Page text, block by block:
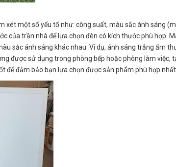
xét một số yếu tố như: công suất, màu sắc ánh sáng
của trần nhà để lựa chọn đèn có kích thước phù hợp.
sắc ánh sáng khác nhau. Ví dụ, ánh sáng trắng ấm
được sử dụng trong phòng bếp hoặc phòng làm việc,
để đảm bảo bạn lựa chọn được sản phẩm phù hợp nhất.